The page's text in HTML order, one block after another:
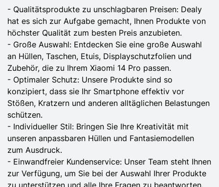
- Qualitätsprodukte zu unschlagbaren Preisen: Dealy
hat es sich zur Aufgabe gemacht, Ihnen Produkte von
höchster Qualität zum besten Preis anzubieten.
- Große Auswahl: Entdecken Sie eine große Auswahl
an Hüllen, Taschen, Etuis, Displayschutzfolien und
Zubehör, die zu Ihrem Xiaomi 14 Pro passen.
- Optimaler Schutz: Unsere Produkte sind so
konzipiert, dass sie Ihr Smartphone effektiv vor
Stößen, Kratzern und anderen alltäglichen Belastungen
schützen.
- Individueller Stil: Bringen Sie Ihre Kreativität mit
unseren anpassbaren Hüllen und Fantasiemodellen
zum Ausdruck.
- Einwandfreier Kundenservice: Unser Team steht Ihnen
zur Verfügung, um Sie bei der Auswahl Ihrer Produkte
zu unterstützen und alle Ihre Fragen zu beantworten.